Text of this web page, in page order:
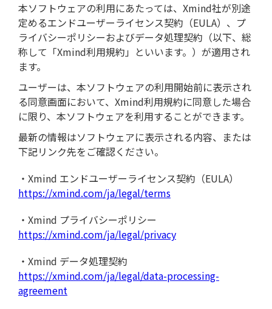
本ソフトウェアの利用にあたっては、Xmind社が別途
定めるエンドユーザーライセンス契約（EULA）、プ
ライバシーポリシーおよびデータ処理契約（以下、総
称して「Xmind利用規約」といいます。）が適用され
ます。
ユーザーは、本ソフトウェアの利用開始前に表示され
る同意画面において、Xmind利用規約に同意した場合
に限り、本ソフトウェアを利用することができます。
最新の情報はソフトウェアに表示される内容、または
下記リンク先をご確認ください。
・Xmind エンドユーザーライセンス契約（EULA）
https://xmind.com/ja/legal/terms
・Xmind プライバシーポリシー
https://xmind.com/ja/legal/privacy
・Xmind データ処理契約
https://xmind.com/ja/legal/data-processing-
agreement